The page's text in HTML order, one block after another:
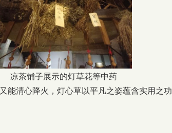
凉茶铺子展示的灯草花等中药
能清心降火，灯心草以平凡之姿蕴含实用之